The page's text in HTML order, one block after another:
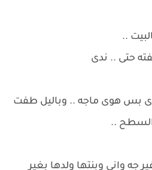
..
حتى .. ندى
بس هوى ماجه .. وباليل طفت
السطح ..
واني وبنتها ولدها بغير